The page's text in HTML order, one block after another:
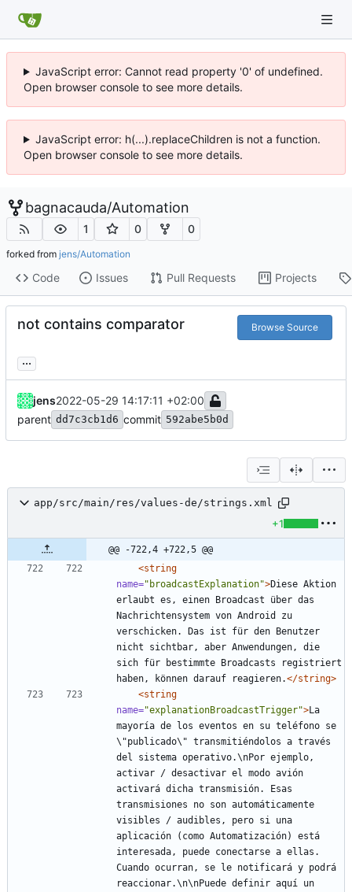
JavaScript error: Cannot read property '0' of undefined.
Open browser console to see more details.
JavaScript error: h(...).replaceChildren is not a function.
Open browser console to see more details.
bagnacauda/Automation
1 0 0
forked from jens/Automation
Code Issues Pull Requests Projects
not contains comparator Browse Source
...
jens2022-05-29 14:17:11 +02:00
parent dd7c3cb1d6 commit 592abe5b0d
app/src/main/res/values-de/strings.xml
+1
@@ -722,4 +722,5 @@
<string
name="broadcastExplanation">Diese Aktion
erlaubt es, einen Broadcast über das
Nachrichtensystem von Android zu
verschicken. Das ist für den Benutzer
nicht sichtbar, aber Anwendungen, die
sich für bestimmte Broadcasts registriert
haben, können darauf reagieren.</string>
<string
name="explanationBroadcastTrigger">La
mayoría de los eventos en su teléfono se
\"publicado\" transmitiéndolos a través
del sistema operativo.\nPor ejemplo,
activar / desactivar el modo avión
activará dicha transmisión. Esas
transmisiones no son automáticamente
visibles / audibles, pero si una
aplicación (como Automatización) está
interesada, puede conectarse a ellas.
Cuando ocurran, se le notificará y podrá
reaccionar.\n\nPuede definir aquí un